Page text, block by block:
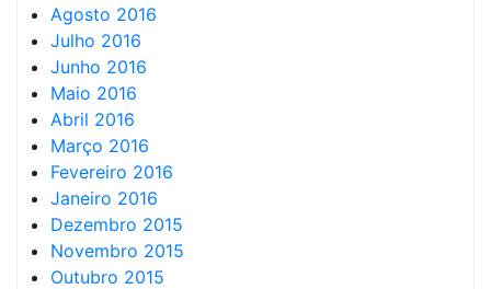
Agosto 2016
Julho 2016
Junho 2016
Maio 2016
Abril 2016
Março 2016
Fevereiro 2016
Janeiro 2016
Dezembro 2015
Novembro 2015
Outubro 2015